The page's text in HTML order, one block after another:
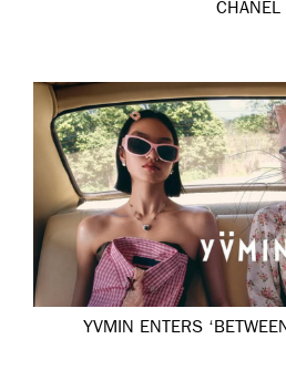
CHANEL
YVMIN ENTERS